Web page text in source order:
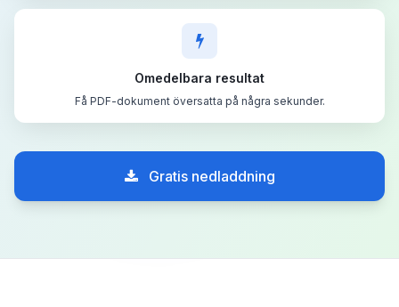
Omedelbara resultat
Få PDF-dokument översatta på några sekunder.
Gratis nedladdning